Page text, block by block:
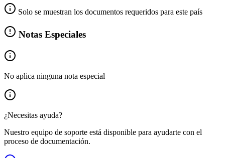
Solo se muestran los documentos requeridos para este país
Notas Especiales
No aplica ninguna nota especial
¿Necesitas ayuda?
Nuestro equipo de soporte está disponible para ayudarte con el
proceso de documentación.